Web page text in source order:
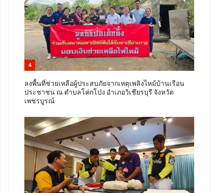
4
ลงพื้นที่ช่วยเหลือผู้ประสบภัยจากเหตุเพลิงไหม้บ้านเรือน
ประชาชน ณ ตำบลโค่กโป่ง อำเภอวิเชียรบุรี จังหวัด
เพชรบูรณ์